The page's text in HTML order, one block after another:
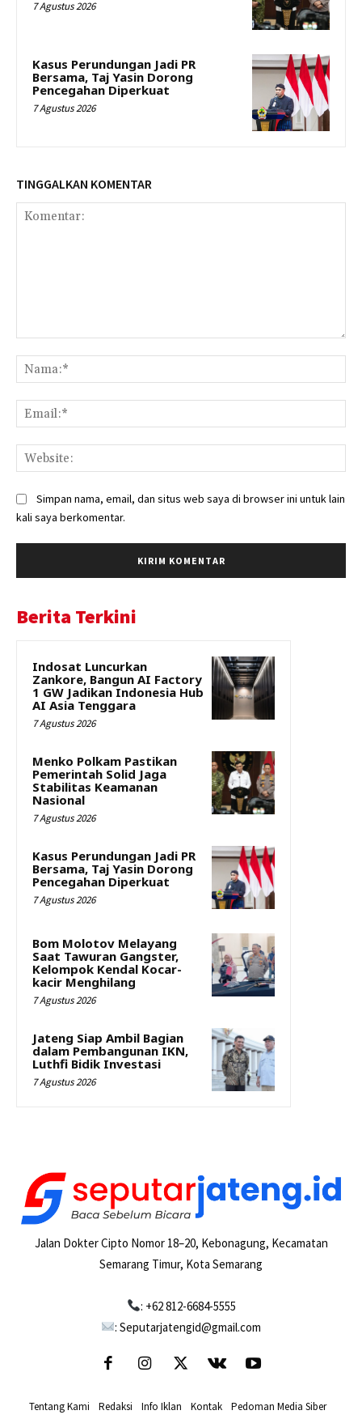
7 Agustus 2026
Kasus Perundungan Jadi PR
Bersama, Taj Yasin Dorong
Pencegahan Diperkuat
7 Agustus 2026
TINGGALKAN KOMENTAR
Simpan nama, email, dan situs web saya di browser ini untuk lain
kali saya berkomentar.
Berita Terkini
Indosat Luncurkan
Zankore, Bangun AI Factory
1 GW Jadikan Indonesia Hub
AI Asia Tenggara
7 Agustus 2026
Menko Polkam Pastikan
Pemerintah Solid Jaga
Stabilitas Keamanan
Nasional
7 Agustus 2026
Kasus Perundungan Jadi PR
Bersama, Taj Yasin Dorong
Pencegahan Diperkuat
7 Agustus 2026
Bom Molotov Melayang
Saat Tawuran Gangster,
Kelompok Kendal Kocar-
kacir Menghilang
7 Agustus 2026
Jateng Siap Ambil Bagian
dalam Pembangunan IKN,
Luthfi Bidik Investasi
7 Agustus 2026
Jalan Dokter Cipto Nomor 18–20, Kebonagung, Kecamatan
Semarang Timur, Kota Semarang
: +62 812-6684-5555
: Seputarjatengid@gmail.com
Tentang Kami Redaksi Info Iklan Kontak Pedoman Media Siber